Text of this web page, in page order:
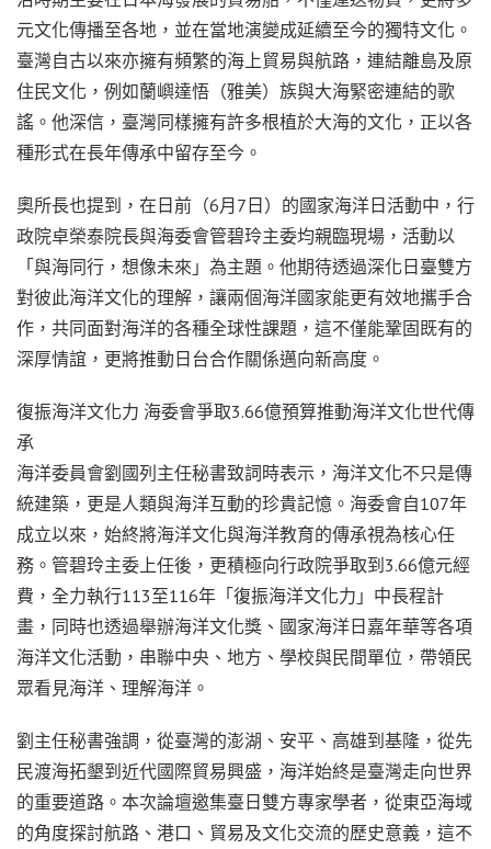
元文化傳播至各地，並在當地演變成延續至今的獨特文化。
臺灣自古以來亦擁有頻繁的海上貿易與航路，連結離島及原
住民文化，例如蘭嶼達悟（雅美）族與大海緊密連結的歌
謠。他深信，臺灣同樣擁有許多根植於大海的文化，正以各
種形式在長年傳承中留存至今。
奧所長也提到，在日前（6月7日）的國家海洋日活動中，行
政院卓榮泰院長與海委會管碧玲主委均親臨現場，活動以
「與海同行，想像未來」為主題。他期待透過深化日臺雙方
對彼此海洋文化的理解，讓兩個海洋國家能更有效地攜手合
作，共同面對海洋的各種全球性課題，這不僅能鞏固既有的
深厚情誼，更將推動日台合作關係邁向新高度。
復振海洋文化力 海委會爭取3.66億預算推動海洋文化世代傳
承
海洋委員會劉國列主任秘書致詞時表示，海洋文化不只是傳
統建築，更是人類與海洋互動的珍貴記憶。海委會自107年
成立以來，始終將海洋文化與海洋教育的傳承視為核心任
務。管碧玲主委上任後，更積極向行政院爭取到3.66億元經
費，全力執行113至116年「復振海洋文化力」中長程計
畫，同時也透過舉辦海洋文化獎、國家海洋日嘉年華等各項
海洋文化活動，串聯中央、地方、學校與民間單位，帶領民
眾看見海洋、理解海洋。
劉主任秘書強調，從臺灣的澎湖、安平、高雄到基隆，從先
民渡海拓墾到近代國際貿易興盛，海洋始終是臺灣走向世界
的重要道路。本次論壇邀集臺日雙方專家學者，從東亞海域
的角度探討航路、港口、貿易及文化交流的歷史意義，這不